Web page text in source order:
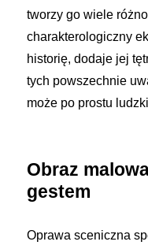
tworzy go wiele
charakterologiczny
historię, dodaje jej
tych powszechnie
może po prostu
Obraz
gestem
Oprawa sceniczna